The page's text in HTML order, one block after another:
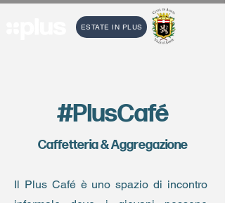
ESTATE IN PLUS
#PlusCafé
Caffetteria & Aggregazione
Il Plus Café è uno spazio di incontro